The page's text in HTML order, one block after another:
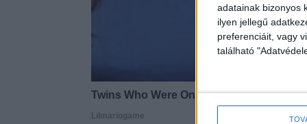
adatainak bizonyos
ilyen jellegű
preferenciáit, vagy
található